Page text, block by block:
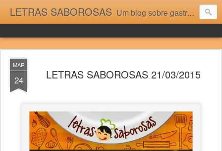
LETRAS SABOROSAS Um blog sobre gastronomia para as pessoas que gostam da boa cozinha. Dicas, receitas, notícias gastronômicas e viagens do Caburaí ao Chuí. Vou adorar tê-los na minha cozinha acima do Equador.
MAR
24 LETRAS SABOROSAS 21/03/2015